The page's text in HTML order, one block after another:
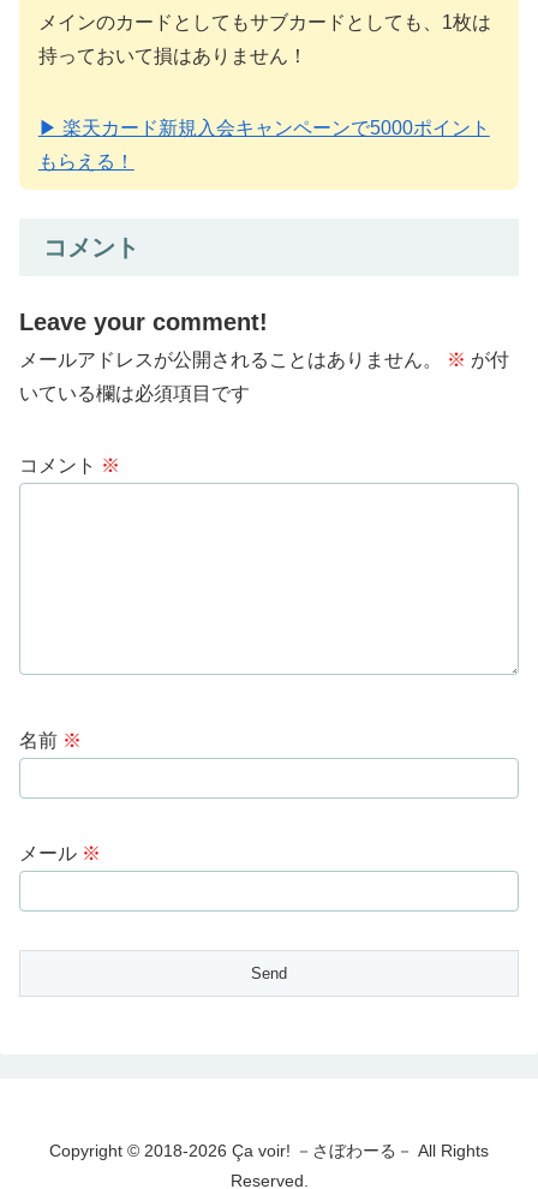
メインのカードとしてもサブカードとしても、1枚は
持っておいて損はありません！
▶ 楽天カード新規入会キャンペーンで5000ポイント
もらえる！
コメント
Leave your comment!
メールアドレスが公開されることはありません。 ※ が付
いている欄は必須項目です
コメント ※
名前 ※
メール ※
Copyright © 2018-2026 Ça voir! －さぼわーる－ All Rights
Reserved.